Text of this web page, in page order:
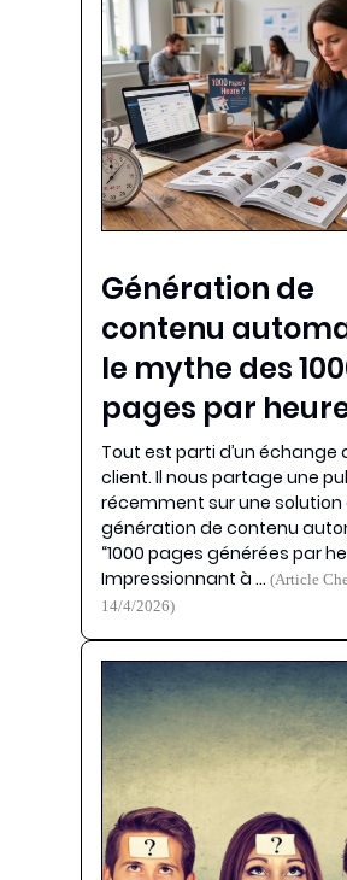
Génération de
contenu
le mythe des
pages par
Tout est parti d’un échange
client. Il nous partage une
récemment sur une solution
génération de contenu
“1000 pages générées par
Impressionnant à …(Article
14/4/2026)